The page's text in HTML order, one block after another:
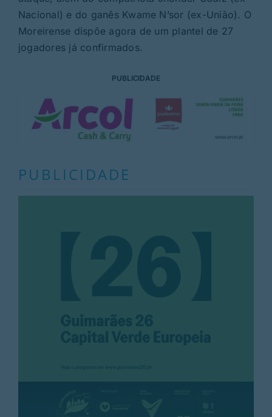
Nacional) e do ganês Kwame N’sor (ex-União). O
Moreirense dispõe agora de um plantel de 27
jogadores já confirmados.
PUBLICIDADE
PUBLICIDADE